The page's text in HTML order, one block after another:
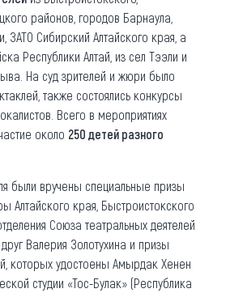
районов, городов Барнаула,
ЗАТО Сибирский Алтайского края, а
Республики Алтай, из сел Тээли и
На суд зрителей и жюри было
также состоялись конкурсы
Всего в мероприятиях
около 250 детей разного
были вручены специальные призы
Алтайского края, Быстроистокского
Союза театральных деятелей
Валерия Золотухина и призы
которых удостоены Амырдак Хенен
студии «Тос-Булак» (Республика